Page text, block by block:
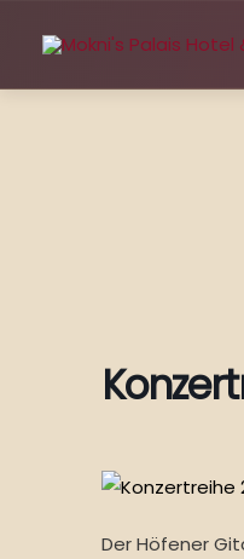
Inhalt
Der Höfener